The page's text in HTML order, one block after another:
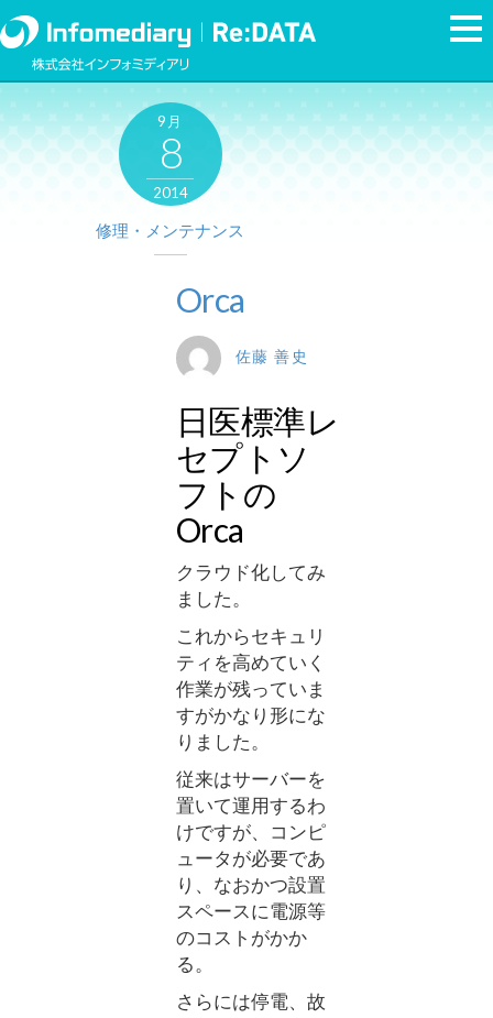
9月
8
2014
修理・メンテナンス
Orca
佐藤 善史
日医標準レ
セプトソ
フトの
Orca
クラウド化してみ
ました。
これからセキュリ
ティを高めていく
作業が残っていま
すがかなり形にな
りました。
従来はサーバーを
置いて運用するわ
けですが、コンピ
ュータが必要であ
り、なおかつ設置
スペースに電源等
のコストがかか
る。
さらには停電、故